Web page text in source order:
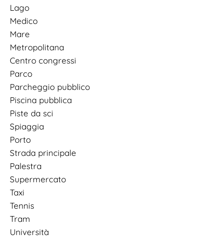
Lago
Medico
Mare
Metropolitana
Centro congressi
Parco
Parcheggio pubblico
Piscina pubblica
Piste da sci
Spiaggia
Porto
Strada principale
Palestra
Supermercato
Taxi
Tennis
Tram
Università